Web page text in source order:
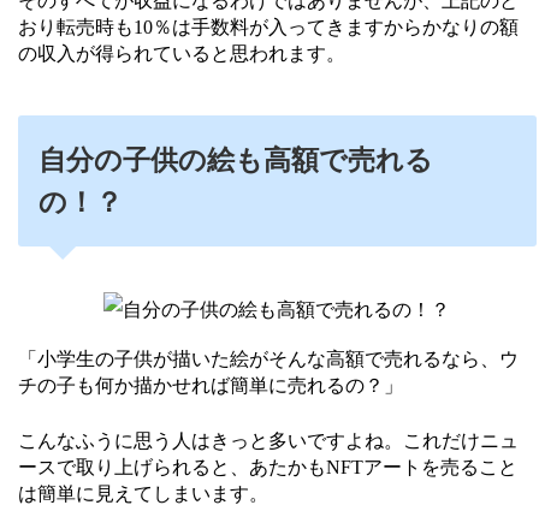
おり転売時も10％は手数料が入ってきますからかなりの額
の収入が得られていると思われます。
自分の子供の絵も高額で売れる
の！？
「小学生の子供が描いた絵がそんな高額で売れるなら、ウ
チの子も何か描かせれば簡単に売れるの？」
こんなふうに思う人はきっと多いですよね。これだけニュ
ースで取り上げられると、あたかもNFTアートを売ること
は簡単に見えてしまいます。